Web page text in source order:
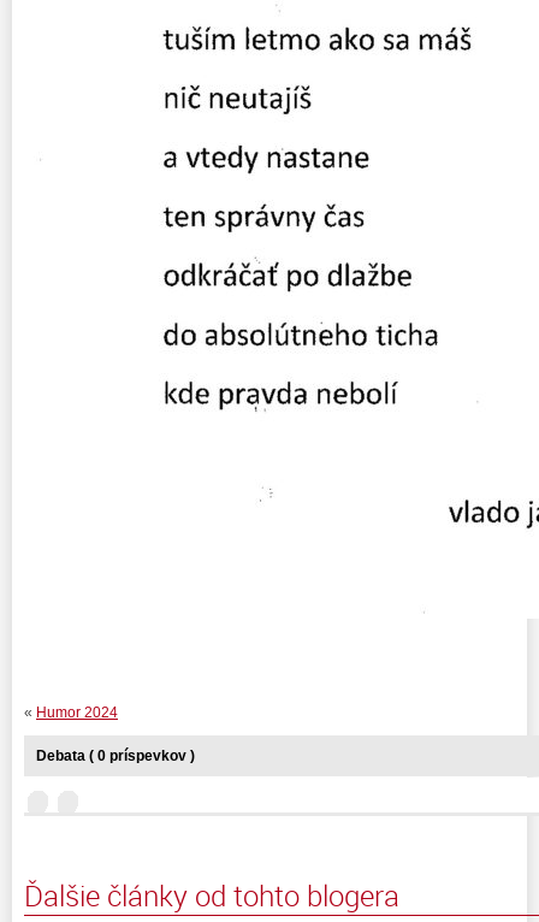
« Humor 2024
Debata ( 0 príspevkov )
Ďalšie články od tohto blogera